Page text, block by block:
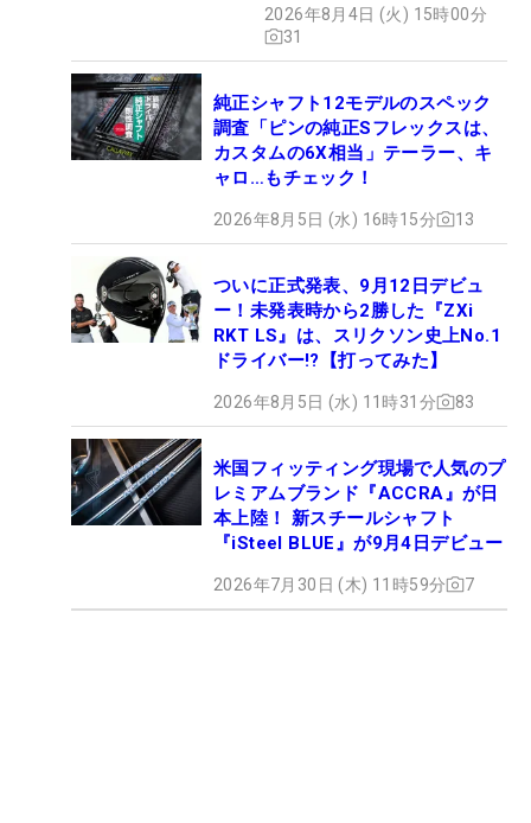
セッティング
2026年8月4日 (火) 15時00分
31
純正シャフト12モデルのスペック
調査「ピンの純正Sフレックスは、
カスタムの6X相当」テーラー、キ
ャロ…もチェック！
2026年8月5日 (水) 16時15分 13
ついに正式発表、9月12日デビュ
ー！未発表時から2勝した『ZXi
RKT LS』は、スリクソン史上No.1
ドライバー!?【打ってみた】
2026年8月5日 (水) 11時31分 83
米国フィッティング現場で人気のプ
レミアムブランド『ACCRA』が日
本上陸！ 新スチールシャフト
『iSteel BLUE』が9月4日デビュー
2026年7月30日 (木) 11時59分 7